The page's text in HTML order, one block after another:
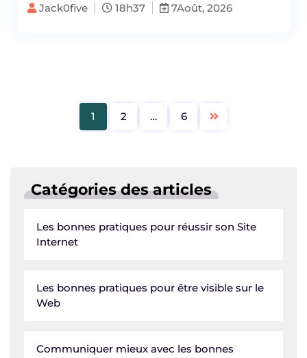
Jack0five 18h37 7Août, 2026
1 2 … 6
Catégories des articles
Les bonnes pratiques pour réussir son Site
Internet
Les bonnes pratiques pour être visible sur le
Web
Communiquer mieux avec les bonnes